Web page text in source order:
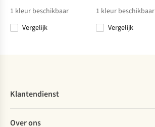
1 kleur beschikbaar
Vergelijk
1 kleur beschikbaar
Vergelijk
Klantendienst
Over ons